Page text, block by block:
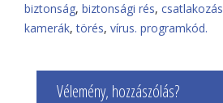
biztonság, biztonsági rés, csatlakozás
kamerák,törés, vírus. programkód.
Vélemény, hozzászólás?